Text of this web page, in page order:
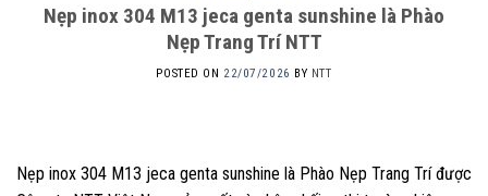
Nẹp inox 304 M13 jeca genta sunshine là Phào
Nẹp Trang Trí NTT
POSTED ON 22/07/2026 BY NTT
Nẹp inox 304 M13 jeca genta sunshine là Phào Nẹp Trang Trí được